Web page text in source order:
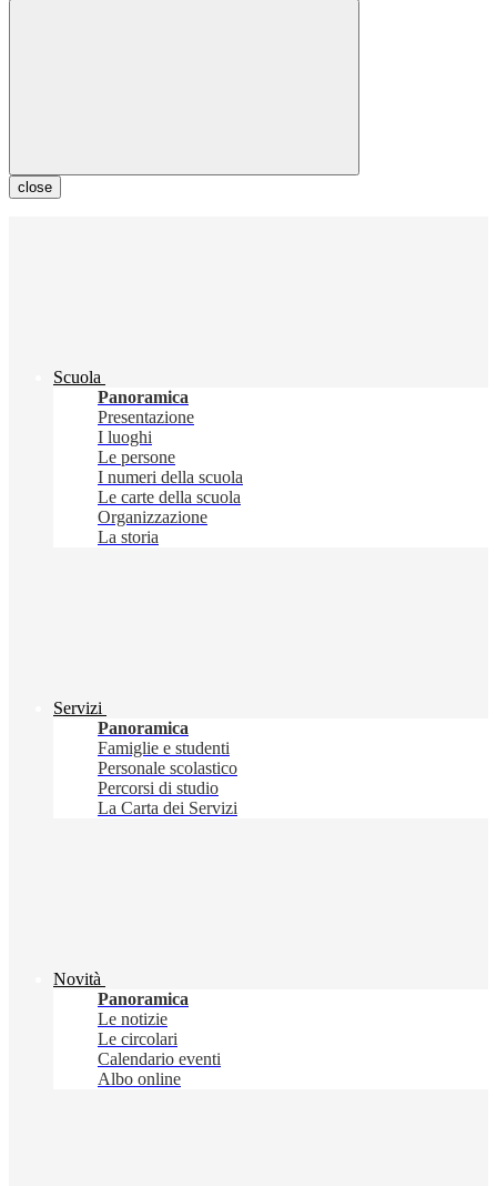
close
Scuola
Panoramica
Presentazione
I luoghi
Le persone
I numeri della scuola
Le carte della scuola
Organizzazione
La storia
Servizi
Panoramica
Famiglie e studenti
Personale scolastico
Percorsi di studio
La Carta dei Servizi
Novità
Panoramica
Le notizie
Le circolari
Calendario eventi
Albo online